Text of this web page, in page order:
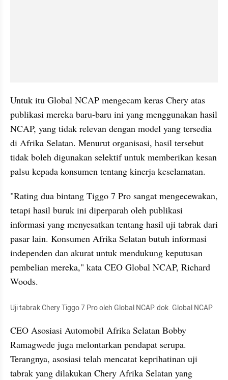
Untuk itu Global NCAP mengecam keras Chery atas
publikasi mereka baru-baru ini yang menggunakan hasil
NCAP, yang tidak relevan dengan model yang tersedia
di Afrika Selatan. Menurut organisasi, hasil tersebut
tidak boleh digunakan selektif untuk memberikan kesan
palsu kepada konsumen tentang kinerja keselamatan.
"Rating dua bintang Tiggo 7 Pro sangat mengecewakan,
tetapi hasil buruk ini diperparah oleh publikasi
informasi yang menyesatkan tentang hasil uji tabrak dari
pasar lain. Konsumen Afrika Selatan butuh informasi
independen dan akurat untuk mendukung keputusan
pembelian mereka," kata CEO Global NCAP, Richard
Woods.
Uji tabrak Chery Tiggo 7 Pro oleh Global NCAP. dok. Global NCAP
CEO Asosiasi Automobil Afrika Selatan Bobby
Ramagwede juga melontarkan pendapat serupa.
Terangnya, asosiasi telah mencatat keprihatinan uji
tabrak yang dilakukan Chery Afrika Selatan yang